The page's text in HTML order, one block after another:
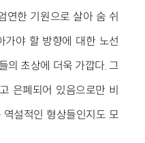
연한 기원으로 살아 숨 쉬
가야 할 방향에 대한 노선
의 초상에 더욱 가깝다. 그
은폐되어 있음으로만 비
역설적인 형상들인지도 모